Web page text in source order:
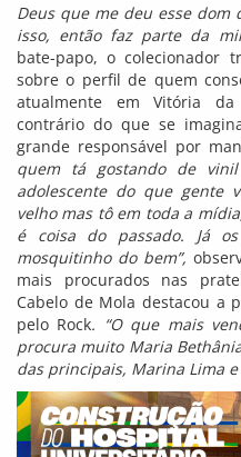
Deus que me deu esse dom
isso, então faz parte da
bate-papo, o colecionador
sobre o perfil de quem
atualmente em Vitória
contrário do que se
grande responsável por
quem tá gostando de
adolescente do que gente
velho mas tô em toda a
é coisa do passado. Já
mosquitinho do bem”,
mais procurados nas
Cabelo de Mola destacou a
pelo Rock. “O que mais
procura muito Maria
das principais, Marina Lima e